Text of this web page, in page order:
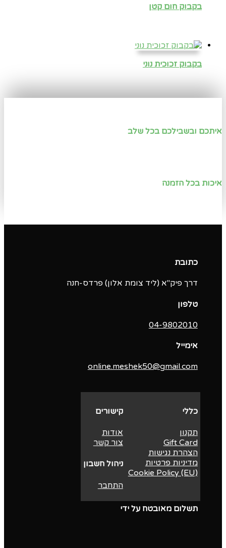
בקבוק חום קטן
בקבוק זכוכית נוני
איתכם ובשבילכם בכל שלב
איכות בכל הזמנה
תשלום מאובטח על ידי
קישורים
אודות
צור קשר
ניהול חשבון
התחבר
כללי
תקנון
Gift Card
הצהרת נגישות
מדיניות פרטיות
Cookie Policy (EU)
כתובת
דרך פיק"א (ליד צומת אלון) פרדס-חנה
טלפון
04-9802010‬
אימייל
online.meshek50@gmail.com